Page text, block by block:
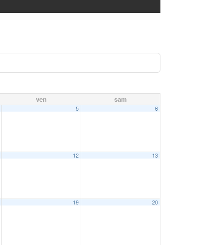
ven sam
5 6
12 13
19 20